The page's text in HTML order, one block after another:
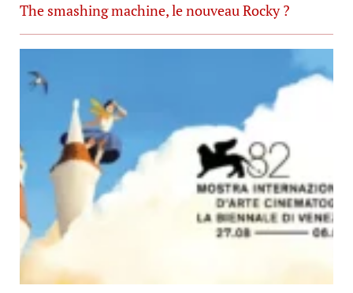
The smashing machine, le nouveau Rocky ?